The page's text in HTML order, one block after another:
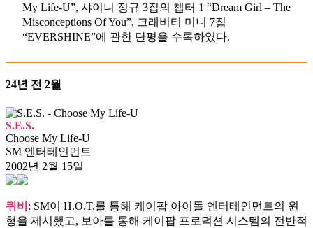
My Life-U”, 샤이니 정규 3집의 챕터 1 “Dream Girl – The
Misconceptions Of You”, 크래비티 미니 7집
“EVERSHINE”에 관한 단평을 수록하였다.
24년 전 2월
S.E.S.
Choose My Life-U
SM 엔터테인먼트
2002년 2월 15일
퀴비 : SM이 H.O.T.를 통해 케이팝 아이돌 엔터테인먼트의 원
형을 제시했고, 보아를 통해 케이팝 프로덕션 시스템의 전반적